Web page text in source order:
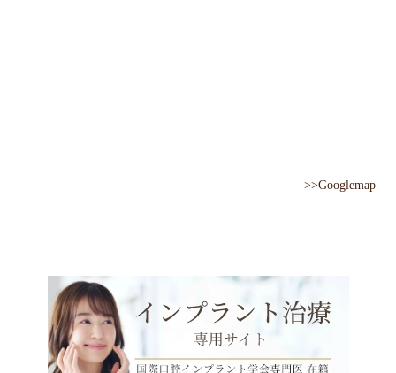
>>Googlemap